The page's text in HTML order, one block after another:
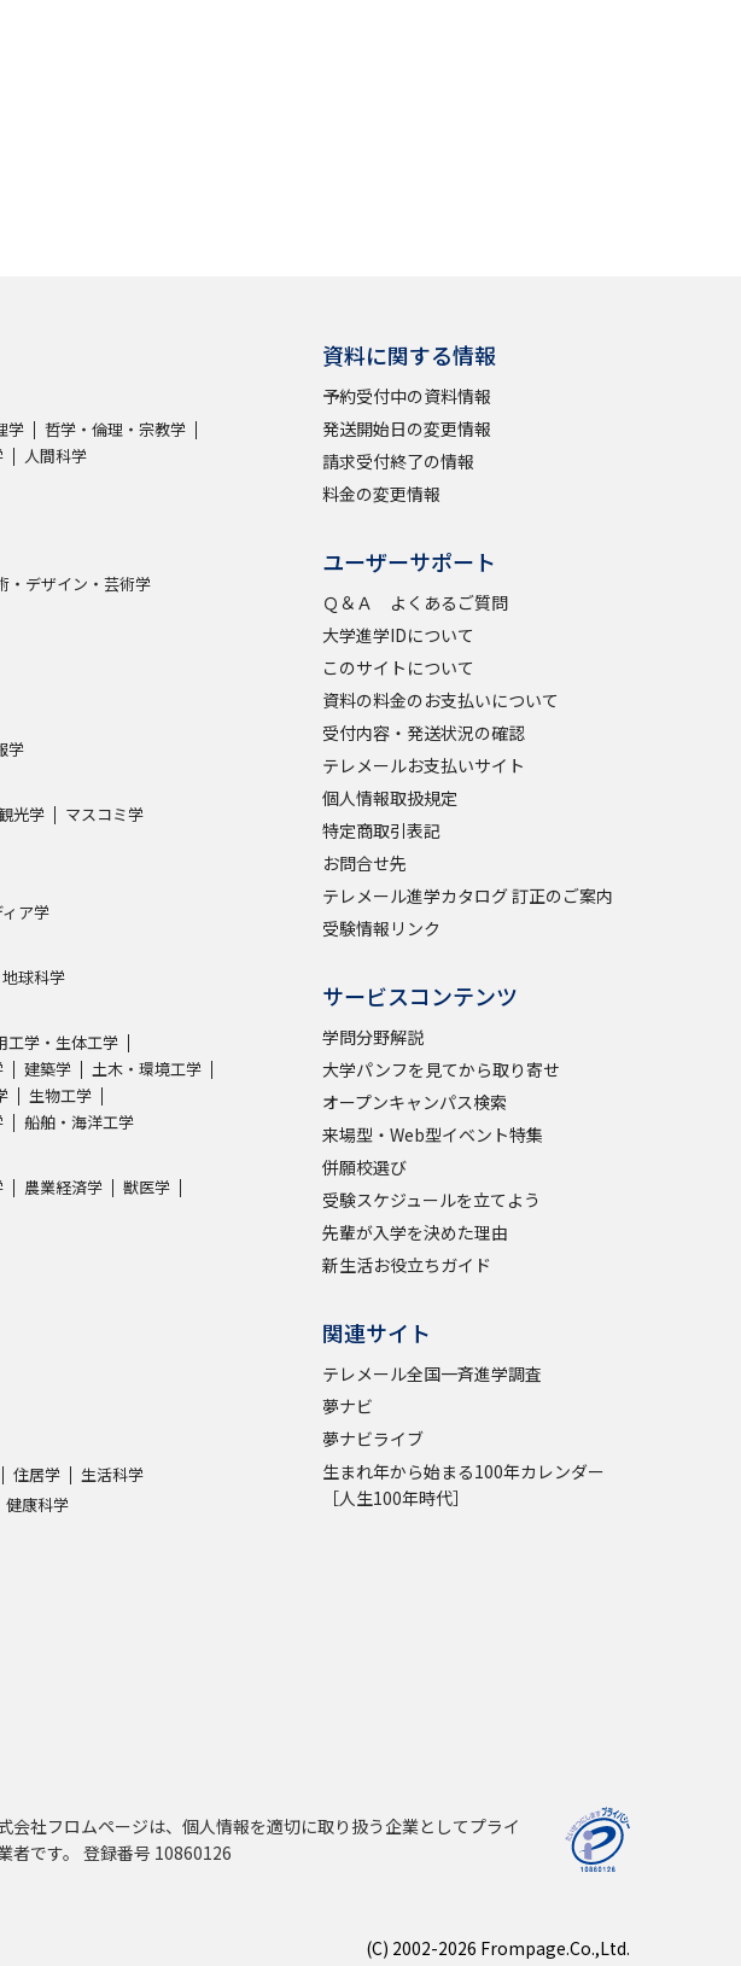
学問発見 学問検索
学問発見
ナビ講義」 学問の教科書 夢ナビライブ
質問
このサイトについて
受付内容・発送状況の確認 テレメールお支払いサイト
特定商取引表記 テレメール進学カタログ
学
哲学・倫理・宗教学
人間科学
・デザイン・芸術学
学
観光学 マスコミ学
ア学
地球科学
工学・生体工学
建築学
土木・環境工学
生物工学
船舶・海洋工学
農業経済学
獣医学
住居学 生活科学
健康科学
資料に関する情報
予約受付中の資料情報
発送開始日の変更情報
請求受付終了の情報
料金の変更情報
ユーザーサポート
Ｑ＆Ａ よくあるご質問
大学進学IDについて
このサイトについて
資料の料金のお支払いについて
受付内容・発送状況の確認
テレメールお支払いサイト
個人情報取扱規定
特定商取引表記
お問合せ先
テレメール進学カタログ 訂正のご案内
受験情報リンク
サービスコンテンツ
学問分野解説
大学パンフを見てから取り寄せ
オープンキャンパス検索
来場型・Web型イベント特集
併願校選び
受験スケジュールを立てよう
先輩が入学を決めた理由
新生活お役立ちガイド
関連サイト
テレメール全国一斉進学調査
夢ナビ
夢ナビライブ
生まれ年から始まる100年カレンダー
［人生100年時代］
会社フロムページは、個人情報を適切に取り扱う企業としてプライ
者です。 登録番号 10860126
(C) 2002-2026 Frompage.Co.,Ltd.